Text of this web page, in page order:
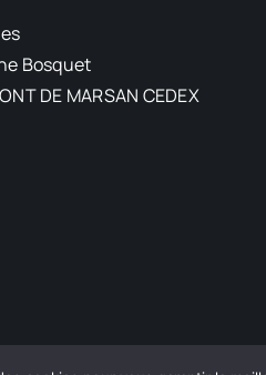
Bosquet
DE MARSAN CEDEX